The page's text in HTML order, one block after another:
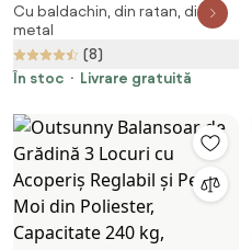
Outsunny cu Copertina
ajustabila,Leagăn de grădină
din ratan, cadru de otel |
Aosom Romania
Cu baldachin, din ratan, din
metal
(8)
În stoc
Livrare gratuită